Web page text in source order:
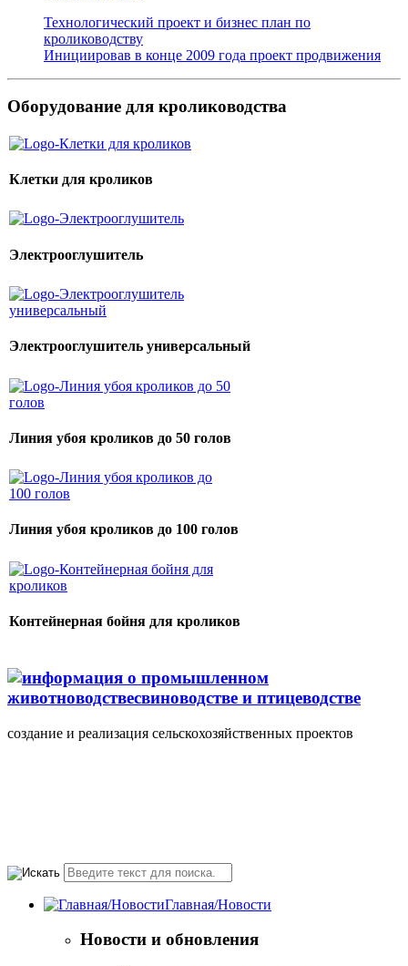
Технологический проект и бизнес план по
кролиководству
Инициировав в конце 2009 года проект продвижения
Оборудование для кролиководства
Клетки для кроликов
Электрооглушитель
Электрооглушитель универсальный
Линия убоя кроликов до 50 голов
Линия убоя кроликов до 100 голов
Контейнерная бойня для кроликов
создание и реализация сельскохозяйственных проектов
Главная/Новости
Новости и обновления